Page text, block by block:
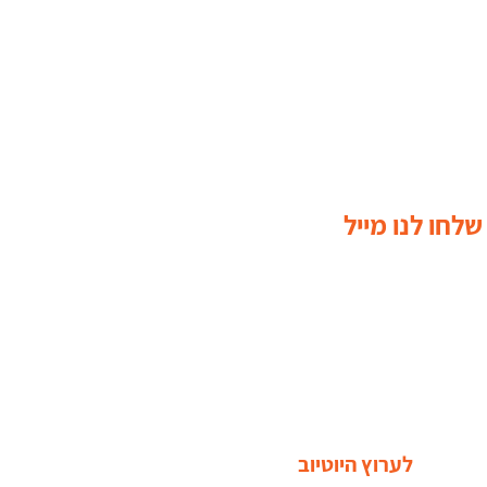
שלחו לנו מייל
לערוץ היוטיוב